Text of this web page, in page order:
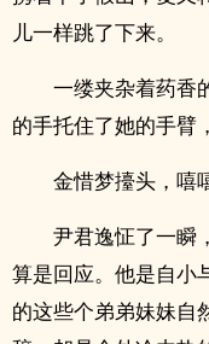
儿一样跳了下来。
一缕夹杂着药香
的手托住了她的手臂
金惜梦擡头，嘻
尹君逸怔了一瞬
算是回应。他是自小
的这些个弟弟妹妹自